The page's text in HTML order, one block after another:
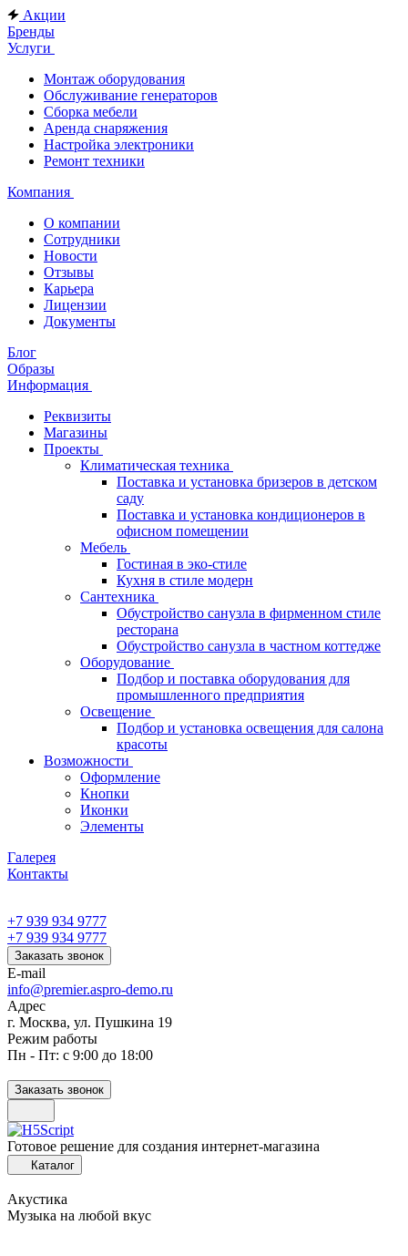
Акции
Бренды
Услуги
Монтаж оборудования
Обслуживание генераторов
Сборка мебели
Аренда снаряжения
Настройка электроники
Ремонт техники
Компания
О компании
Сотрудники
Новости
Отзывы
Карьера
Лицензии
Документы
Блог
Образы
Информация
Реквизиты
Магазины
Проекты
Климатическая техника
Поставка и установка бризеров в детском
саду
Поставка и установка кондиционеров в
офисном помещении
Мебель
Гостиная в эко-стиле
Кухня в стиле модерн
Сантехника
Обустройство санузла в фирменном стиле
ресторана
Обустройство санузла в частном коттедже
Оборудование
Подбор и поставка оборудования для
промышленного предприятия
Освещение
Подбор и установка освещения для салона
красоты
Возможности
Оформление
Кнопки
Иконки
Элементы
Галерея
Контакты
+7 939 934 9777
+7 939 934 9777
Заказать звонок
E-mail
info@premier.aspro-demo.ru
Адрес
г. Москва, ул. Пушкина 19
Режим работы
Пн - Пт: с 9:00 до 18:00
Заказать звонок
Готовое решение для создания интернет-магазина
Каталог
Акустика
Музыка на любой вкус